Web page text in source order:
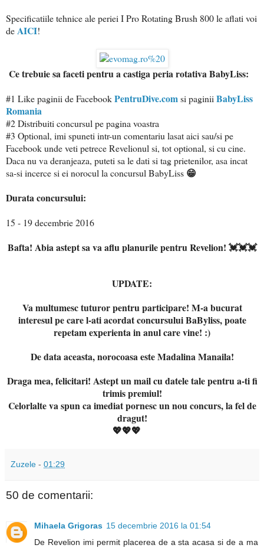
Specificatiile tehnice ale periei I Pro Rotating Brush 800 le aflati voi
deAICI!
Ce trebuie sa faceti pentru a castiga peria rotativa BabyLiss:
#1 Like paginii de FacebookPentruDive.comsi paginii BabyLiss
Romania
#2 Distribuiti concursul pe pagina voastra
#3 Optional, imi spuneti intr-un comentariu lasat aici sau/si pe
Facebook unde veti petrece Revelionul si, tot optional, si cu cine.
Daca nu va deranjeaza, puteti sa le dati si tag prietenilor, asa incat
sa-si incerce si ei norocul la concursul BabyLiss 😁
Durata concursului:
15 - 19 decembrie 2016
Bafta! Abia astept sa va aflu planurile pentru Revelion! 💓💓💓
UPDATE:
Va multumesc tuturor pentru participare! M-a bucurat
interesul pe care l-ati acordat concursului BaByliss, poate
repetam experienta in anul care vine! :)
De data aceasta, norocoasa este Madalina Manaila!
Draga mea, felicitari! Astept un mail cu datele talepentru a-ti fi
trimispremiul!
Celorlalte va spun ca imediat pornesc un nou concurs, la fel de
dragut!
💖💖💖
Zuzele - 01:29
50 de comentarii:
Mihaela Grigoras 15 decembrie 2016 la 01:54
De Revelion imi permit placerea de a sta acasa si de a ma